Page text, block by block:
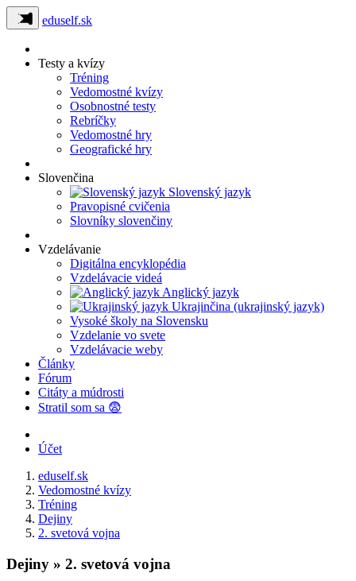
eduself.sk
Testy a kvízy
Tréning
Vedomostné kvízy
Osobnostné testy
Rebríčky
Vedomostné hry
Geografické hry
Slovenčina
Slovenský jazyk
Pravopisné cvičenia
Slovníky slovenčiny
Vzdelávanie
Digitálna encyklopédia
Vzdelávacie videá
Anglický jazyk
Ukrajinčina (ukrajinský jazyk)
Vysoké školy na Slovensku
Vzdelanie vo svete
Vzdelávacie weby
Články
Fórum
Citáty a múdrosti
Stratil som sa 😨
Účet
eduself.sk
Vedomostné kvízy
Tréning
Dejiny
2. svetová vojna
Dejiny » 2. svetová vojna